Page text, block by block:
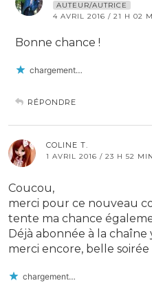
AUTEUR/AUTRICE
4 AVRIL 2016 / 21 H 02
Bonne chance !
chargement…
RÉPONDRE
COLINE T.
1 AVRIL 2016 / 23 H 52 MIN
Coucou,
merci pour ce nouveau
tente ma chance
Déjà abonnée à la
merci encore, belle soirée
chargement…